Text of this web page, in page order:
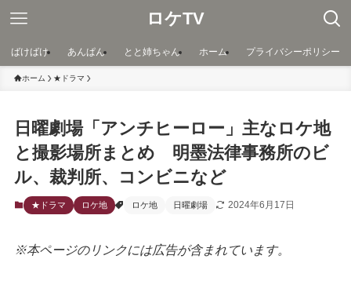
ロケTV
ばけばけ あんぱん とと姉ちゃん ホーム プライバシーポリシー
ホーム ★ドラマ
日曜劇場「アンチヒーロー」主なロケ地
と撮影場所まとめ 明墨法律事務所のビ
ル、裁判所、コンビニなど
★ドラマ ロケ地 ロケ地 日曜劇場 2024年6月17日
※本ページのリンクには広告が含まれています。